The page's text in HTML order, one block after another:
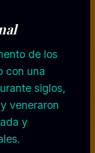
de los
con una
siglos,
veneraron
y